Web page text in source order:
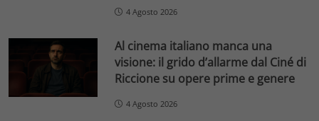
4 Agosto 2026
Al cinema italiano manca una
visione: il grido d’allarme dal Ciné di
Riccione su opere prime e genere
4 Agosto 2026